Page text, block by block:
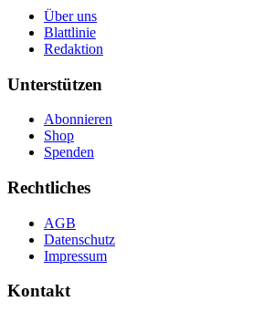
Über uns
Blattlinie
Redaktion
Unterstützen
Abonnieren
Shop
Spenden
Rechtliches
AGB
Datenschutz
Impressum
Kontakt